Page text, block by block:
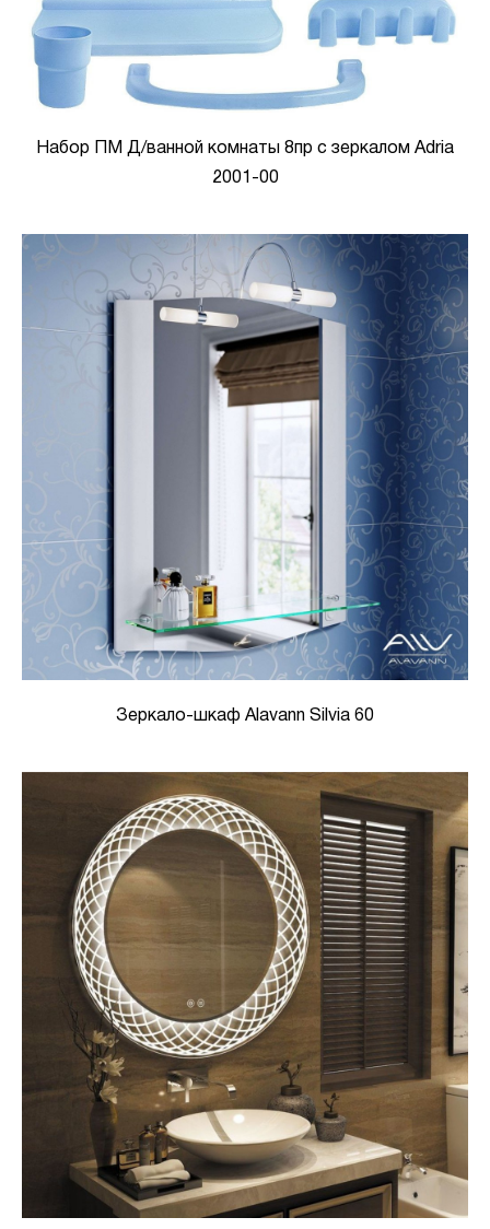
Набор ПМ Д/ванной комнаты 8пр с зеркалом Adria
2001-00
Зеркало-шкаф Alavann Silvia 60